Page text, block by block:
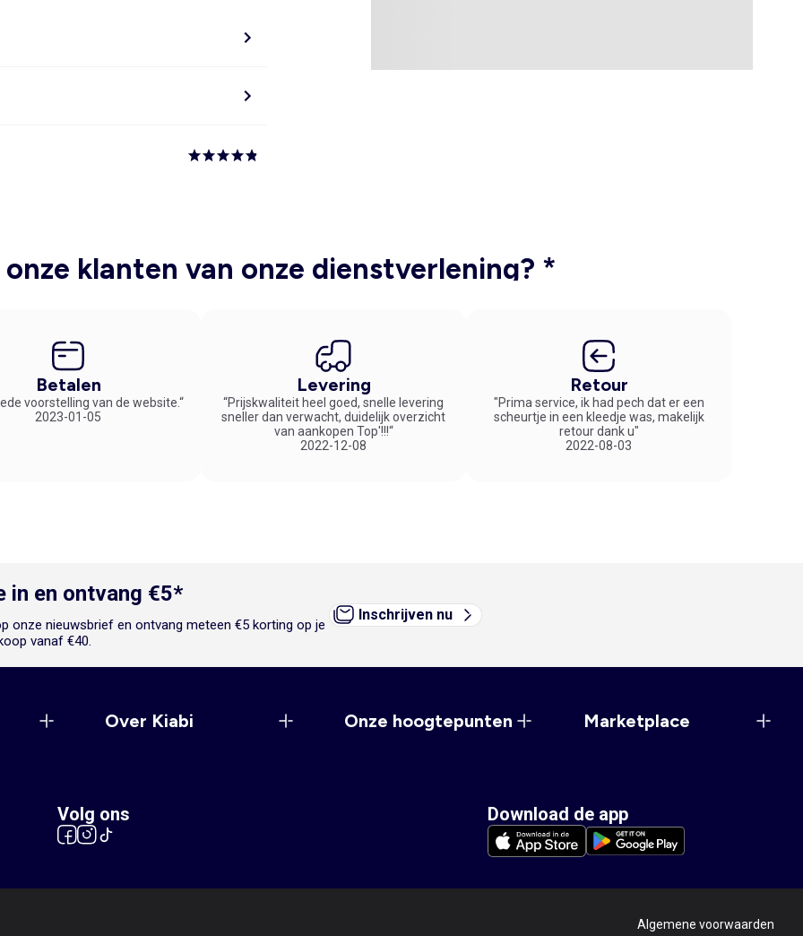
klanten van onze dienstverlening? *
Betalen
voorstelling van de website.“
2023-01-05
Levering
“Prijskwaliteit heel goed, snelle levering
sneller dan verwacht, duidelijk overzicht
van aankopen Top'!!!“
2022-12-08
Retour
"Prima service, ik had pech dat er een
scheurtje in een kleedje was, makelijk
retour dank u"
2022-08-03
in en ontvang €5*
onze nieuwsbrief en ontvang meteen €5 korting op je
vanaf €40.
Inschrijven nu
Over Kiabi Onze hoogtepunten Marketplace
Volg ons Download de app
Algemene voorwaarden